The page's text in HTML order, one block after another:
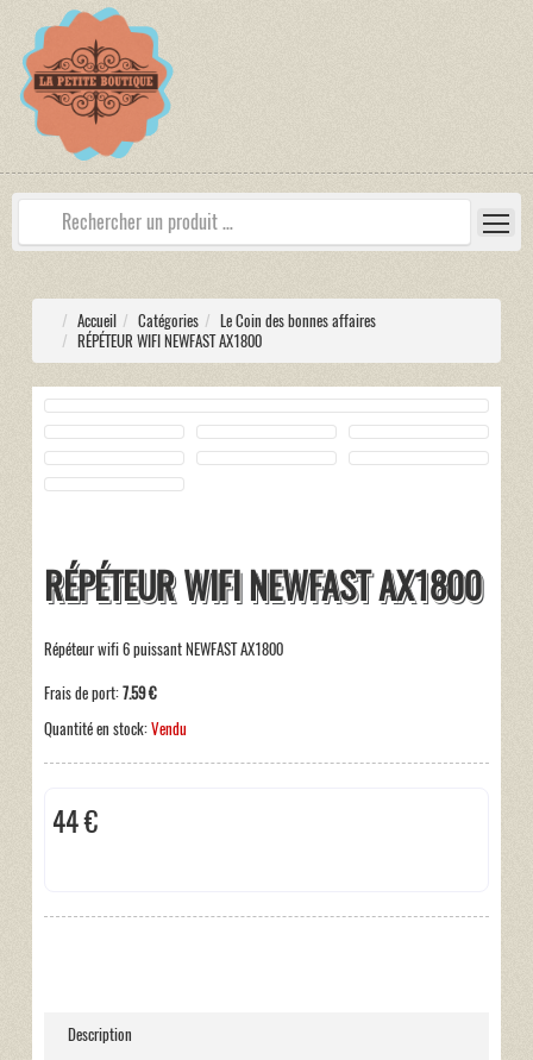
Accueil Catégories
Le Coin des bonnes affaires
RÉPÉTEUR WIFI NEWFAST AX1800
RÉPÉTEUR WIFI NEWFAST AX1800
Répéteur wifi 6 puissant NEWFAST AX1800
Frais de port:7.59 €
Quantité en stock:Vendu
44 €
Description